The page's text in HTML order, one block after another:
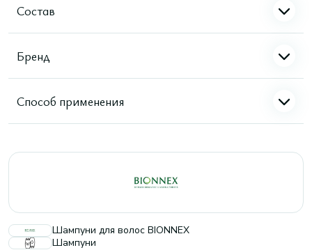
Состав
Бренд
Способ применения
Шампуни для волос BIONNEX
Шампуни